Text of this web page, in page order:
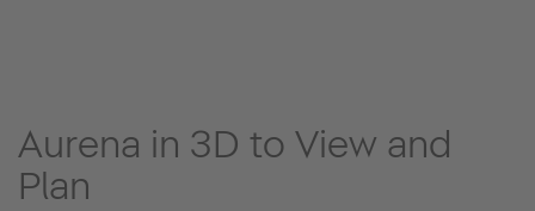
Aurena in 3D to View and
Plan